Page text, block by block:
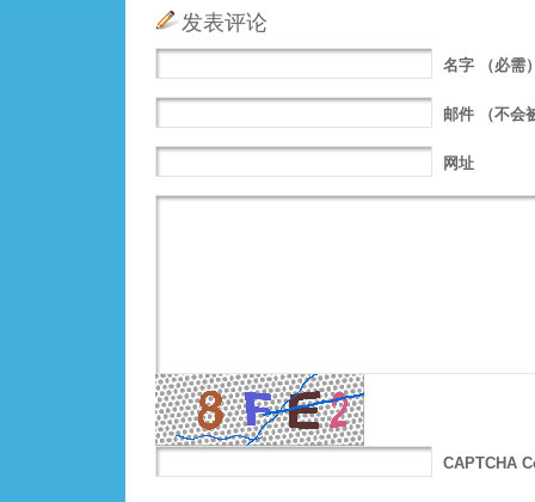
发表评论
名字 （必需
邮件 （不会
网址
CAPTCHA